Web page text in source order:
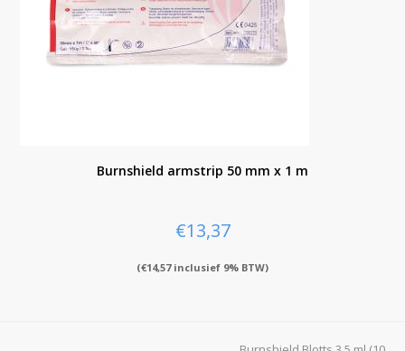
Burnshield armstrip 50 mm x 1 m
€13,37
(€14,57inclusief 9% BTW)